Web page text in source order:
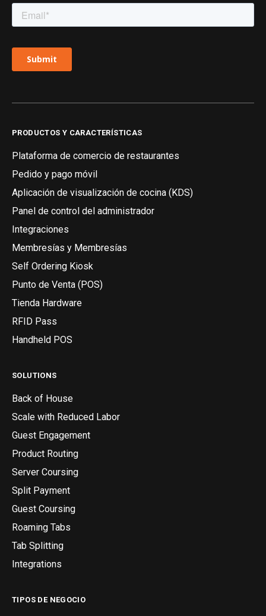
PRODUCTOS Y CARACTERÍSTICAS
Plataforma de comercio de restaurantes
Pedido y pago móvil
Aplicación de visualización de cocina (KDS)
Panel de control del administrador
Integraciones
Membresías y Membresías
Self Ordering Kiosk
Punto de Venta (POS)
Tienda Hardware
RFID Pass
Handheld POS
SOLUTIONS
Back of House
Scale with Reduced Labor
Guest Engagement
Product Routing
Server Coursing
Split Payment
Guest Coursing
Roaming Tabs
Tab Splitting
Integrations
TIPOS DE NEGOCIO